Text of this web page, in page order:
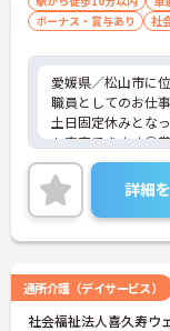
ボーナス・賞与あり
社
愛媛県／松山市に
職員としてのお仕事
土日固定休みとな
も充実できます◎
おりますので、と
おります◎
ご興味ある方は面
お気軽にお問い合
詳細
通所介護（デイサービス）
社会福祉法人喜久寿ウ